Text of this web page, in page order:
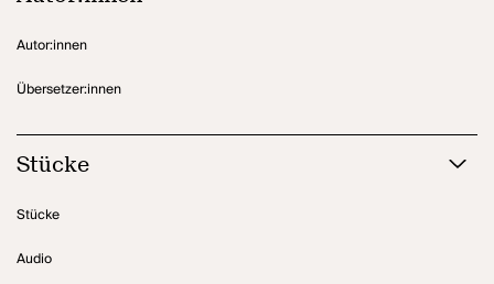
Autor:innen
Übersetzer:innen
Stücke
Stücke
Audio